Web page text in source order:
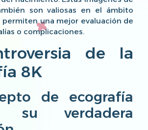
son valiosas en el ámbito
permiten una mejor evaluación de
o complicaciones.
de la
8K
de ecografía
verdadera